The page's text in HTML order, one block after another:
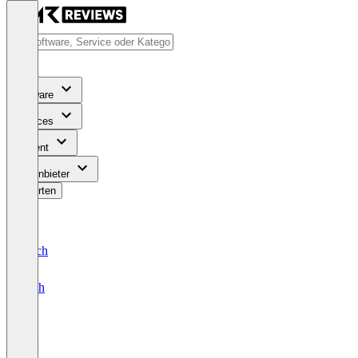
Software
Services
Content
Für Anbieter
Bewerten
Deutsch
English